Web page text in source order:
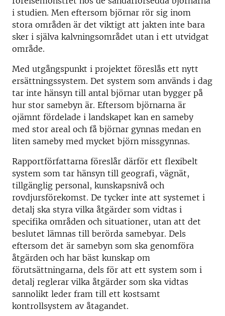
i studien. Men eftersom björnar rör sig inom
stora områden är det viktigt att jakten inte bara
sker i själva kalvningsområdet utan i ett utvidgat
område.
Med utgångspunkt i projektet föreslås ett nytt
ersättningssystem. Det system som används i dag
tar inte hänsyn till antal björnar utan bygger på
hur stor samebyn är. Eftersom björnarna är
ojämnt fördelade i landskapet kan en sameby
med stor areal och få björnar gynnas medan en
liten sameby med mycket björn missgynnas.
Rapportförfattarna föreslår därför ett flexibelt
system som tar hänsyn till geografi, vägnät,
tillgänglig personal, kunskapsnivå och
rovdjursförekomst. De tycker inte att systemet i
detalj ska styra vilka åtgärder som vidtas i
specifika områden och situationer, utan att det
beslutet lämnas till berörda samebyar. Dels
eftersom det är samebyn som ska genomföra
åtgärden och har bäst kunskap om
förutsättningarna, dels för att ett system som i
detalj reglerar vilka åtgärder som ska vidtas
sannolikt leder fram till ett kostsamt
kontrollsystem av åtagandet.